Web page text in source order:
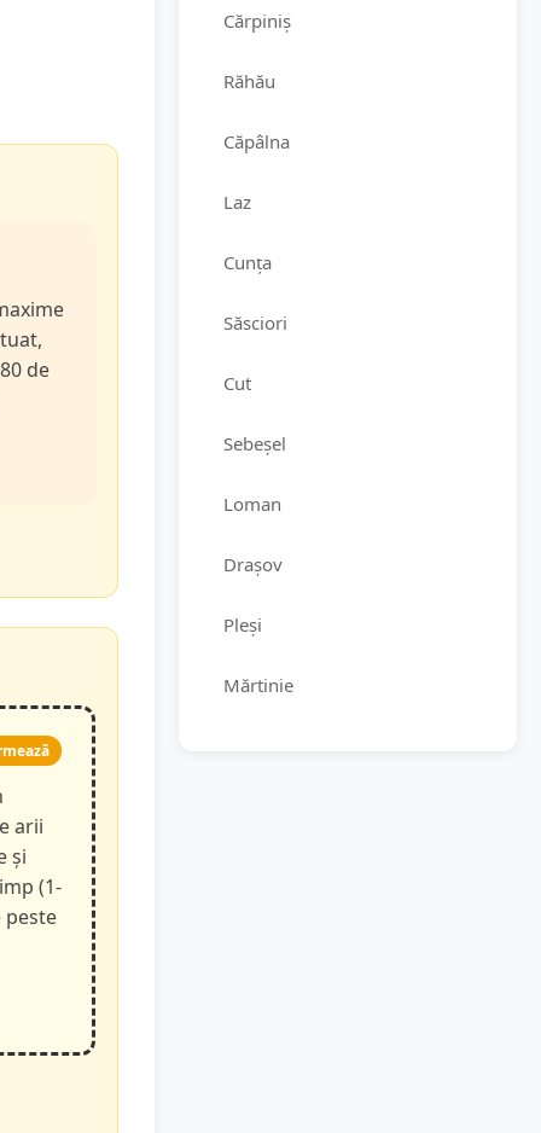
de
arii
și
(1-
peste
Cărpiniș
Răhău
Căpâlna
Laz
Cunța
Săsciori
Cut
Sebeșel
Loman
Drașov
Pleși
Mărtinie